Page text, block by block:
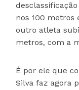
nos 100 metros
outro atleta
metros, com a
É por ele que
Silva faz agora